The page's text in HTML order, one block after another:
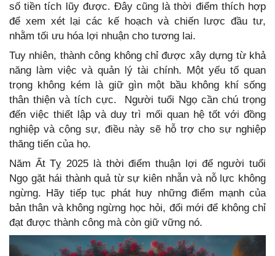
số tiền tích lũy được. Đây cũng là thời điểm thích hợp
để xem xét lại các kế hoạch và chiến lược đầu tư,
nhằm tối ưu hóa lợi nhuận cho tương lai.
Tuy nhiên, thành công không chỉ được xây dựng từ khả
năng làm việc và quản lý tài chính. Một yếu tố quan
trọng không kém là giữ gìn một bầu không khí sống
thân thiện và tích cực. Người tuổi Ngọ cần chú trọng
đến việc thiết lập và duy trì mối quan hệ tốt với đồng
nghiệp và cộng sự, điều này sẽ hỗ trợ cho sự nghiệp
thăng tiến của họ.
Năm Ất Tỵ 2025 là thời điểm thuận lợi để người tuổi
Ngọ gặt hái thành quả từ sự kiên nhẫn và nỗ lực không
ngừng. Hãy tiếp tục phát huy những điểm mạnh của
bản thân và không ngừng học hỏi, đổi mới để không chỉ
đạt được thành công mà còn giữ vững nó.